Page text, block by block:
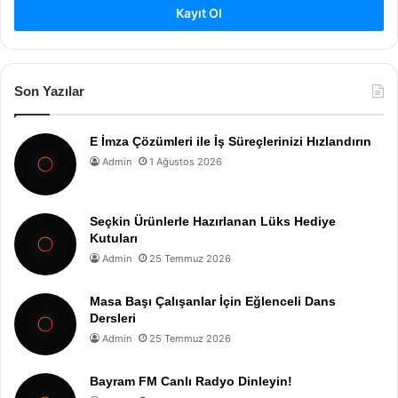
Kayıt Ol
Son Yazılar
E İmza Çözümleri ile İş Süreçlerinizi Hızlandırın
Admin 1 Ağustos 2026
Seçkin Ürünlerle Hazırlanan Lüks Hediye
Kutuları
Admin 25 Temmuz 2026
Masa Başı Çalışanlar İçin Eğlenceli Dans
Dersleri
Admin 25 Temmuz 2026
Bayram FM Canlı Radyo Dinleyin!